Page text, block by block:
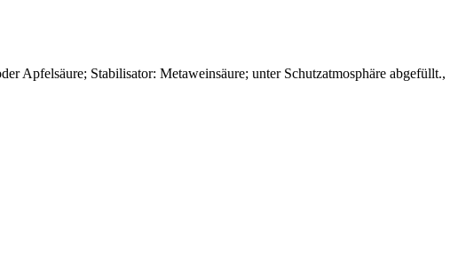
Apfelsäure; Stabilisator: Metaweinsäure; unter Schutzatmosphäre abgefüllt.,